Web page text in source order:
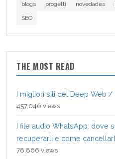
blogs
progetti novedades
SEO
THE MOST READ
I migliori siti del Deep Web /
457,046 views
I file audio WhatsApp: dove
recuperarli e come
78,866 views